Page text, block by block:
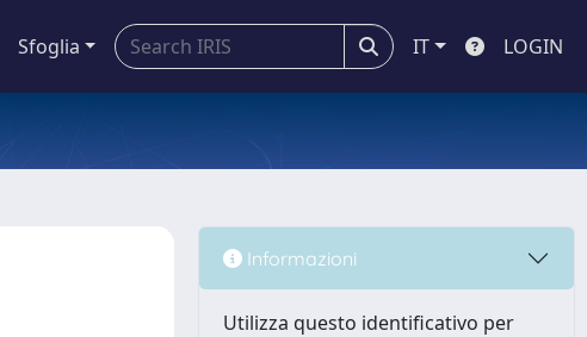
Sfoglia IT LOGIN
Informazioni
Utilizza questo identificativo per